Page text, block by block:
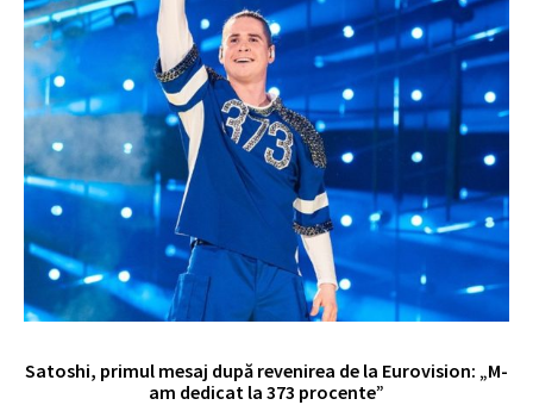
Satoshi, primul mesaj după revenirea de la Eurovision: „M-
am dedicat la 373 procente”